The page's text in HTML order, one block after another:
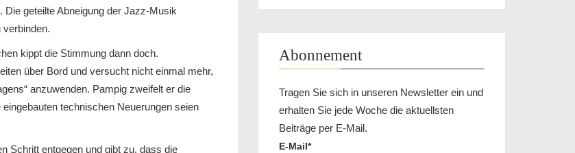
geteilte Abneigung der Jazz-Musik
kippt die Stimmung dann doch.
über Bord und versucht nicht einmal mehr,
anzuwenden. Pampig zweifelt er die
technischen Neuerungen seien
Schritt entgegen und gibt zu, dass die
Abonnement
Tragen Sie sich in unseren Newsletter ein und
erhalten Sie jede Woche die aktuellsten
Beiträge per E-Mail.
E-Mail*